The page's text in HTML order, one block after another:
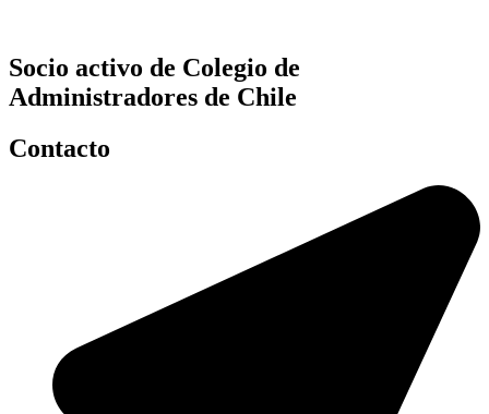
Socio activo de Colegio de
Administradores de Chile
Contacto